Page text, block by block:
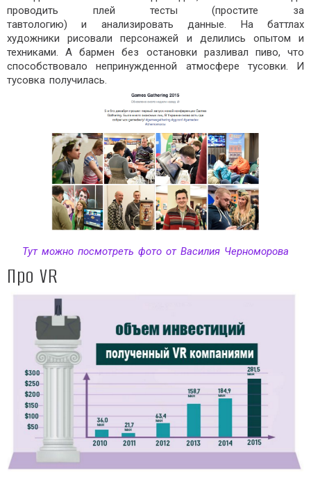
проводить плей тесты (простите за
тавтологию) и анализировать данные. На баттлах
художники рисовали персонажей и делились опытом и
техниками. А бармен без остановки разливал пиво, что
способствовало непринужденной атмосфере тусовки. И
тусовка получилась.
Тут можно посмотреть фото от Василия Черноморова
Про VR